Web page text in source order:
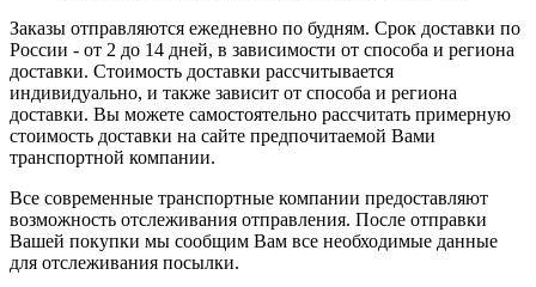
Заказы отправляются ежедневно по будням. Срок доставки по
России - от 2 до 14 дней, в зависимости от способа и региона
доставки. Стоимость доставки рассчитывается
индивидуально, и также зависит от способа и региона
доставки. Вы можете самостоятельно рассчитать примерную
стоимость доставки на сайте предпочитаемой Вами
транспортной компании.
Все современные транспортные компании предоставляют
возможность отслеживания отправления. После отправки
Вашей покупки мы сообщим Вам все необходимые данные
для отслеживания посылки.